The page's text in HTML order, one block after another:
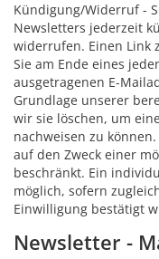
Kündigung/Widerruf -
Newsletters jederzeit
widerrufen. Einen Link
Sie am Ende eines
ausgetragenen E-
Grundlage unserer
wir sie löschen, um
nachweisen zu
auf den Zweck einer
beschränkt. Ein
möglich, sofern
Einwilligung bestätigt
Newsletter -